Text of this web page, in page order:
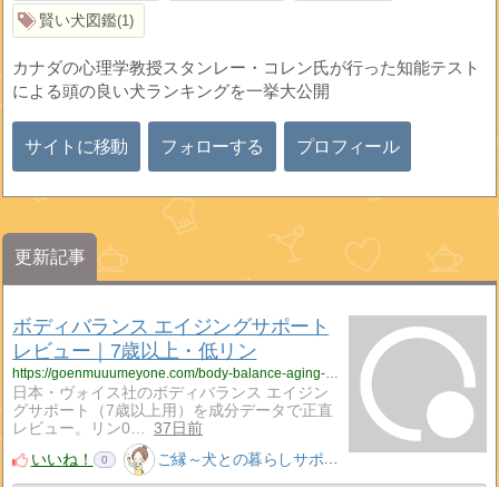
賢い犬図鑑 1
カナダの心理学教授スタンレー・コレン氏が行った知能テスト
による頭の良い犬ランキングを一挙大公開
サイトに移動 フォローする プロフィール
更新記事
ボディバランス エイジングサポート
レビュー｜7歳以上・低リン
日本・ヴォイス社のボディバランス エイジン
グサポート（7歳以上用）を成分データで正直
レビュー。リン0…
37日前
いいね！
0 ご縁～犬との暮らしサポート～